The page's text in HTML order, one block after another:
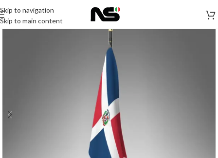
Skip to navigation
Skip to main content